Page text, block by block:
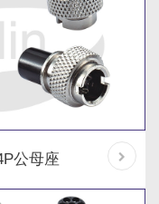
公母座